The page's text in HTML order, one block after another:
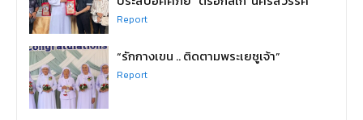
Report
“รักกางเขน .. ติดตามพระเยซูเจ้า”
Report